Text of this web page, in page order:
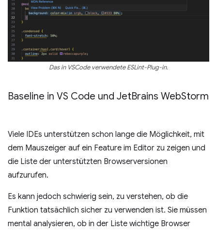
Das in VSCode verwendete ESLint-Plug-in.
Baseline in VS Code und JetBrains WebStorm
Viele IDEs unterstützen schon lange die Möglichkeit, mit
dem Mauszeiger auf ein Feature im Editor zu zeigen und
die Liste der unterstützten Browserversionen
aufzurufen.
Es kann jedoch schwierig sein, zu verstehen, ob die
Funktion tatsächlich sicher zu verwenden ist. Sie müssen
mental analysieren, ob in der Liste wichtige Browser